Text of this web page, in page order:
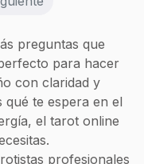
preguntas que
para hacer
con claridad y
qué te espera en el
el tarot online
profesionales